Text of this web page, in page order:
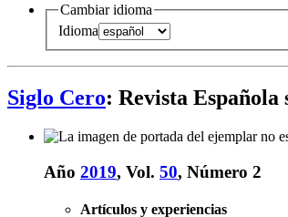
Cambiar idioma
Idioma
Siglo Cero: Revista
Año 2019, Vol. 50, Número 2
Artículos y experiencias